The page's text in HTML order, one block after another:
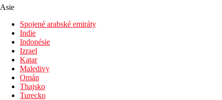
Asie
Spojené arabské emiráty
Indie
Indonésie
Izrael
Katar
Maledivy
Omán
Thajsko
Turecko